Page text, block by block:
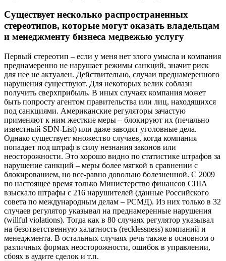
Существует несколько распространенных
стереотипов, которые могут оказать владельцам
и менеджменту бизнеса медвежью услугу
Первый стереотип – если у меня нет злого умысла и компания
преднамеренно не нарушает режимы санкций, значит риск
для нее не актуален. Действительно, случаи преднамеренного
нарушения существуют. Для некоторых велик соблазн
получить сверхприбыль. В иных случаях компания может
быть попросту агентом правительства или лиц, находящихся
под санкциями. Американские регуляторы зачастую
применяют к ним жесткие меры – блокируют их (печально
известный SDN-List) или даже заводят уголовные дела.
Однако существует множество случаев, когда компания
попадает под штраф в силу незнания законов или
неосторожности. Это хорошо видно по статистике штрафов за
нарушение санкций – меры более мягкой в сравнении с
блокированием, но все-равно довольно болезненной. С 2009
по настоящее время только Министерство финансов США
взыскало штрафы с 216 нарушителей (данные Российского
совета по международным делам – РСМД). Из них только в 32
случаев регулятор указывал на преднамеренные нарушения
(willful violations). Тогда как в 80 случаях регулятор указывал
на безответственную халатность (recklessness) компаний и
менеджмента. В остальных случаях речь также в основном о
различных формах неосторожности, ошибок в управлении,
сбоях в аудите сделок и т.п.